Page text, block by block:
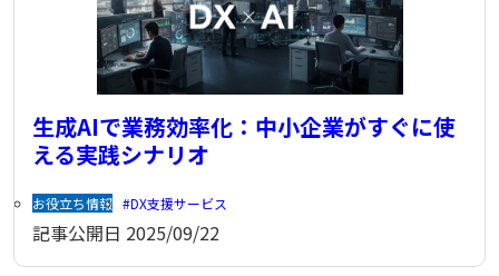
生成AIで業務効率化：中小企業がすぐに使
える実践シナリオ
お役立ち情報 DX支援サービス
記事公開日 2025/09/22